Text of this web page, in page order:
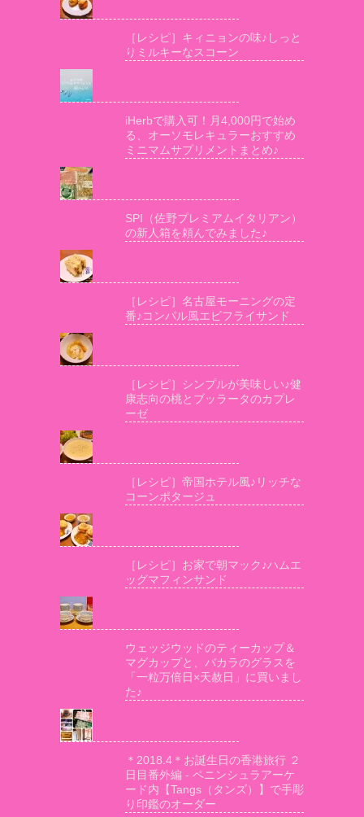
［レシピ］キィニョンの味♪しっと
りミルキーなスコーン
iHerbで購入可！月4,000円で始め
る、オーソモレキュラーおすすめ
ミニマムサプリメントまとめ♪
SPI（佐野プレミアムイタリアン）
の新人箱を頼んでみました♪
［レシピ］名古屋モーニングの定
番♪コンパル風エビフライサンド
［レシピ］シンプルが美味しい♪健
康志向の桃とブッラータのカプレ
ーゼ
［レシピ］帝国ホテル風♪リッチな
コーンポタージュ
［レシピ］お家で朝マック♪ハムエ
ッグマフィンサンド
ウェッジウッドのティーカップ＆
マグカップと、バカラのグラスを
「一粒万倍日×天赦日」に買いまし
た♪
＊2018.4＊お誕生日の香港旅行 ２
日目番外編 - ペニンシュラアーケ
ード内【Tangs（タンズ）】で手彫
り印鑑のオーダー